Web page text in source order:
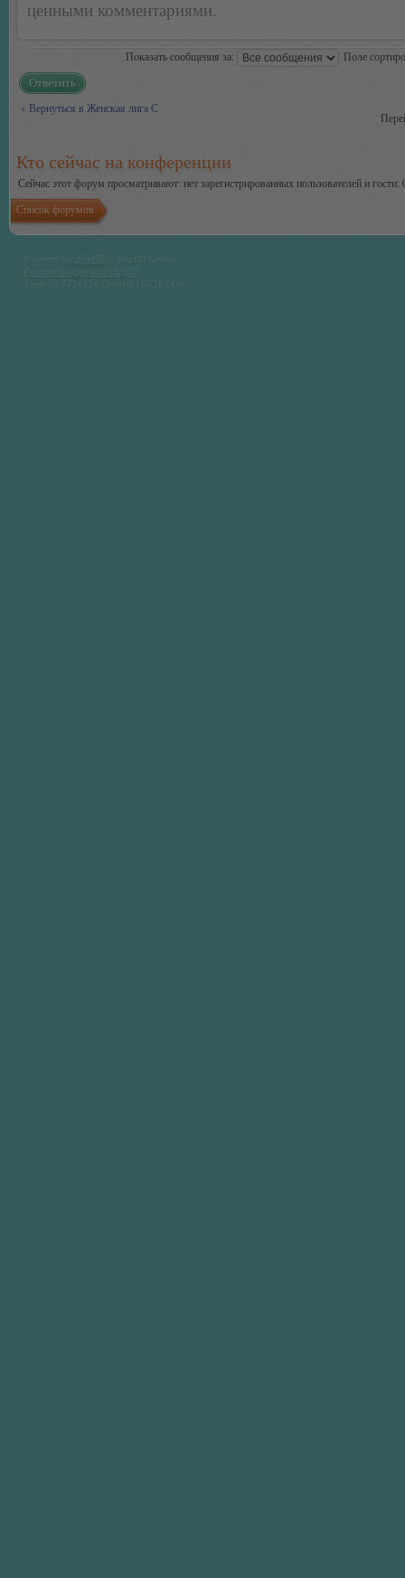
ценными комментариями.
Показать сообщения за: Поле
Ответить
Вернуться в Женская лига С
Кто сейчас на конференции
Сейчас этот форум просматривают: нет зарегистрированных пользователей и гости:
Список форумов
Time : 0.743s | 20 Queries | GZIP : On